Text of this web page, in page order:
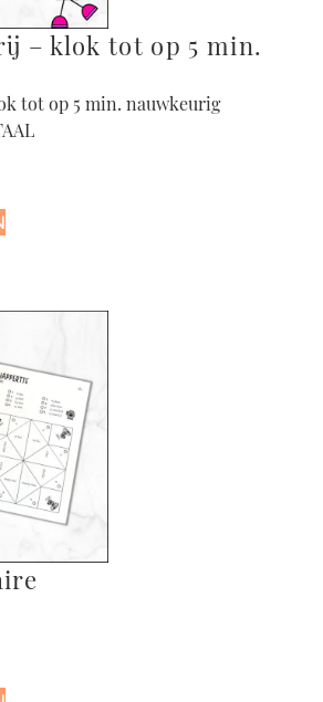
– klok tot op 5 min.
tot op 5 min. nauwkeurig